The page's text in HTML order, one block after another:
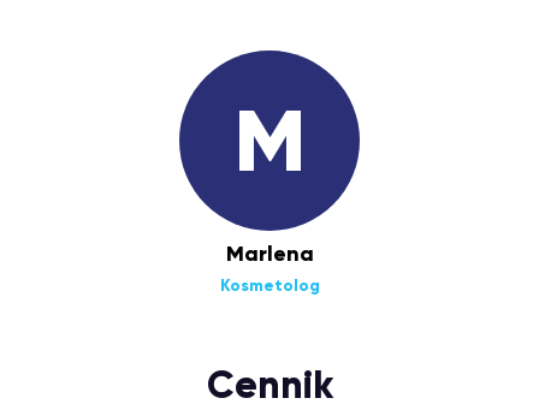
M
Marlena
Kosmetolog
Cennik